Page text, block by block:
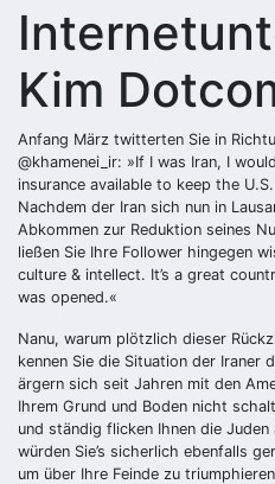
Kim
Anfang März twitterten Sie in
@khamenei_ir: »If I was Iran, I
insurance available to keep the
Nachdem der Iran sich nun in
Abkommen zur Reduktion seines
ließen Sie Ihre Follower hingegen
culture & intellect. It’s a great
was opened.«
Nanu, warum plötzlich dieser
kennen Sie die Situation der Iraner
ärgern sich seit Jahren mit den
Ihrem Grund und Boden nicht
und ständig flicken Ihnen die
würden Sie’s sicherlich ebenfalls
um über Ihre Feinde zu